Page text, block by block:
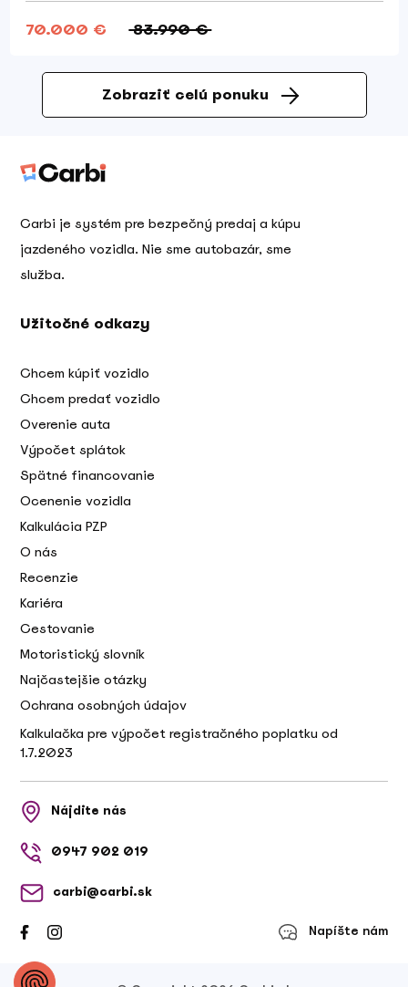
70.000 € 83.990 €
Zobraziť celú ponuku
Carbi je systém pre bezpečný predaj a kúpu
jazdeného vozidla. Nie sme autobazár, sme
služba.
Užitočné odkazy
Chcem kúpiť vozidlo
Chcem predať vozidlo
Overenie auta
Výpočet splátok
Spätné financovanie
Ocenenie vozidla
Kalkulácia PZP
O nás
Recenzie
Kariéra
Cestovanie
Motoristický slovník
Najčastejšie otázky
Ochrana osobných údajov
Kalkulačka pre výpočet registračného poplatku od
1.7.2023
Nájdite nás
0947 902 019
carbi@carbi.sk
Napíšte nám